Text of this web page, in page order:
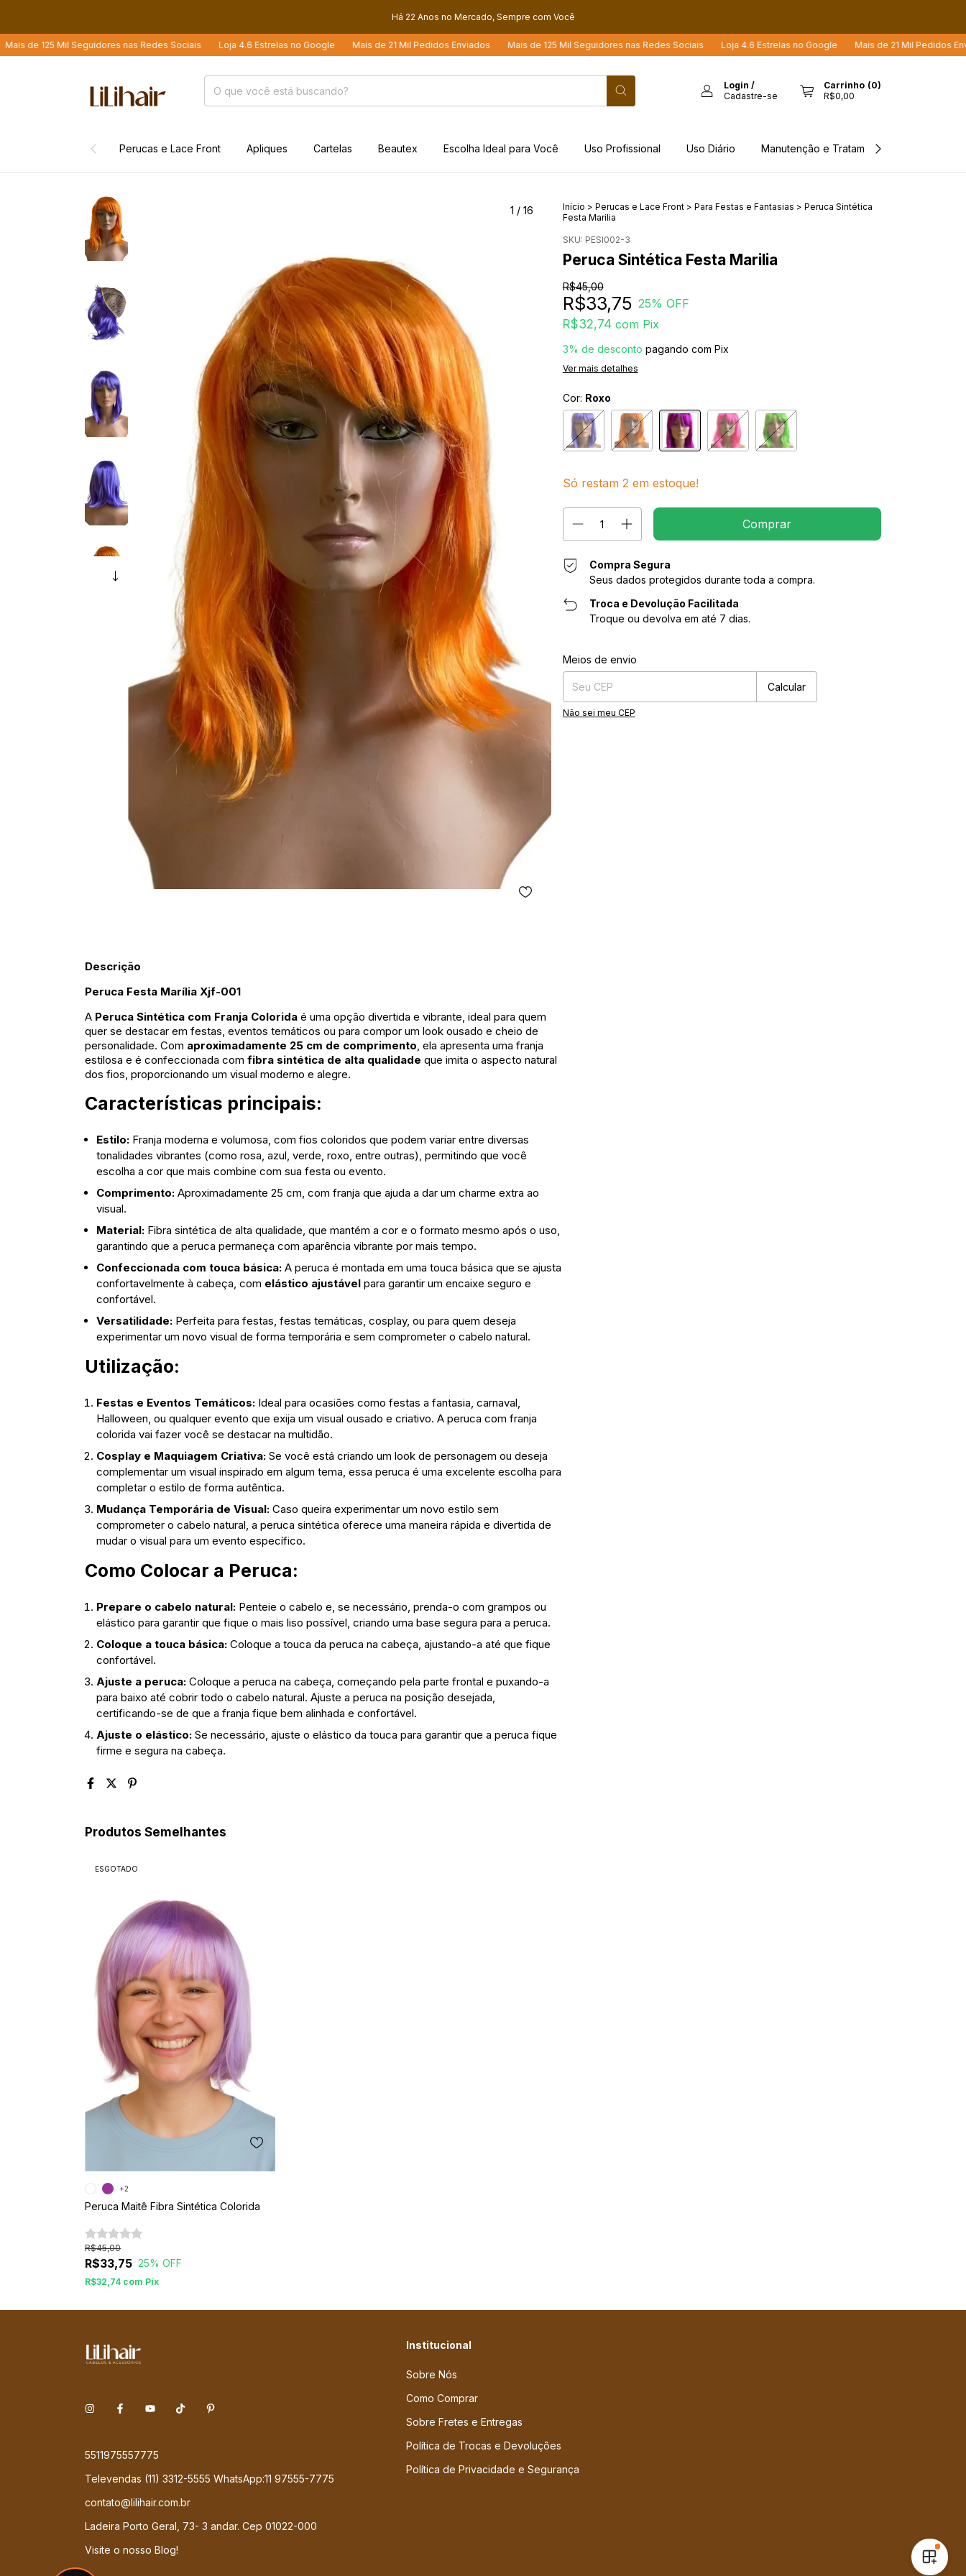
Há 22 Anos no Mercado, Sempre com Você
Mil Seguidores nas Redes Sociais Loja 4.6 Estrelas no Google Mais de 21 Mil Pedidos Enviados Mais de 125 Mil Seguidores nas Redes Sociais Loja 4.6 Estrelas no Google Mais de 21 Mil Pedidos Enviados
Login /
Cadastre-se
Carrinho (0)
R$0,00
Perucas e Lace Front Apliques Cartelas Beautex Escolha Ideal para Você Uso Profissional Uso Diário Manutenção e Tratamento
1 / 16 Início > Perucas e Lace Front > Para Festas e Fantasias > Peruca Sintética
Festa Marilia
SKU: PESI002-3
Peruca Sintética Festa Marilia
R$45,00
R$33,75 25% OFF
R$32,74 com Pix
3% de desconto pagando com Pix
Ver mais detalhes
Cor: Roxo
Só restam 2em estoque!
Compra Segura
Seus dados protegidos durante toda a compra.
Troca e Devolução Facilitada
Troque ou devolva em até 7 dias.
Entregas para o CEP:
Meios de envio
Calcular
Não sei meu CEP
Descrição
Peruca Festa Marília Xjf-001
A Peruca Sintética com Franja Colorida é uma opção divertida e vibrante, ideal para quem
quer se destacar em festas, eventos temáticos ou para compor um look ousado e cheio de
personalidade. Com aproximadamente 25 cm de comprimento, ela apresenta uma franja
estilosa e é confeccionada com fibra sintética de alta qualidade que imita o aspecto natural
dos fios, proporcionando um visual moderno e alegre.
Características principais:
Estilo: Franja moderna e volumosa, com fios coloridos que podem variar entre diversas
tonalidades vibrantes (como rosa, azul, verde, roxo, entre outras), permitindo que você
escolha a cor que mais combine com sua festa ou evento.
Comprimento: Aproximadamente 25 cm, com franja que ajuda a dar um charme extra ao
visual.
Material: Fibra sintética de alta qualidade, que mantém a cor e o formato mesmo após o uso,
garantindo que a peruca permaneça com aparência vibrante por mais tempo.
Confeccionada com touca básica: A peruca é montada em uma touca básica que se ajusta
confortavelmente à cabeça, com elástico ajustável para garantir um encaixe seguro e
confortável.
Versatilidade: Perfeita para festas, festas temáticas, cosplay, ou para quem deseja
experimentar um novo visual de forma temporária e sem comprometer o cabelo natural.
Utilização:
Festas e Eventos Temáticos: Ideal para ocasiões como festas a fantasia, carnaval,
Halloween, ou qualquer evento que exija um visual ousado e criativo. A peruca com franja
colorida vai fazer você se destacar na multidão.
Cosplay e Maquiagem Criativa: Se você está criando um look de personagem ou deseja
complementar um visual inspirado em algum tema, essa peruca é uma excelente escolha para
completar o estilo de forma autêntica.
Mudança Temporária de Visual: Caso queira experimentar um novo estilo sem
comprometer o cabelo natural, a peruca sintética oferece uma maneira rápida e divertida de
mudar o visual para um evento específico.
Como Colocar a Peruca:
Prepare o cabelo natural: Penteie o cabelo e, se necessário, prenda-o com grampos ou
elástico para garantir que fique o mais liso possível, criando uma base segura para a peruca.
Coloque a touca básica: Coloque a touca da peruca na cabeça, ajustando-a até que fique
confortável.
Ajuste a peruca: Coloque a peruca na cabeça, começando pela parte frontal e puxando-a
para baixo até cobrir todo o cabelo natural. Ajuste a peruca na posição desejada,
certificando-se de que a franja fique bem alinhada e confortável.
Ajuste o elástico: Se necessário, ajuste o elástico da touca para garantir que a peruca fique
firme e segura na cabeça.
Produtos Semelhantes
ESGOTADO
Peruca Maitê Fibra Sintética Colorida
R$33,75
R$45,00
25% OFF
R$32,74 com Pix
+2
5511975557775
Televendas (11) 3312-5555 WhatsApp:11 97555-7775
contato@lilihair.com.br
Ladeira Porto Geral, 73- 3 andar. Cep 01022-000
Visite o nosso Blog!
Institucional
Sobre Nós
Como Comprar
Sobre Fretes e Entregas
Política de Trocas e Devoluçôes
Política de Privacidade e Segurança